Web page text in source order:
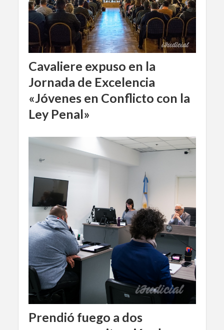
Cavaliere expuso en la
Jornada de Excelencia
«Jóvenes en Conflicto con la
Ley Penal»
Prendió fuego a dos